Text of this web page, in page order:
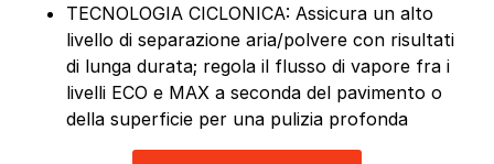
TECNOLOGIA CICLONICA: Assicura un alto
livello di separazione aria/polvere con risultati
di lunga durata; regola il flusso di vapore fra i
livelli ECO e MAX a seconda del pavimento o
della superficie per una pulizia profonda